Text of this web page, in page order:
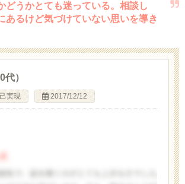
どうかとても迷っている。相談し
あるけど気づけていない思いを導き
）
実現 2017/12/12